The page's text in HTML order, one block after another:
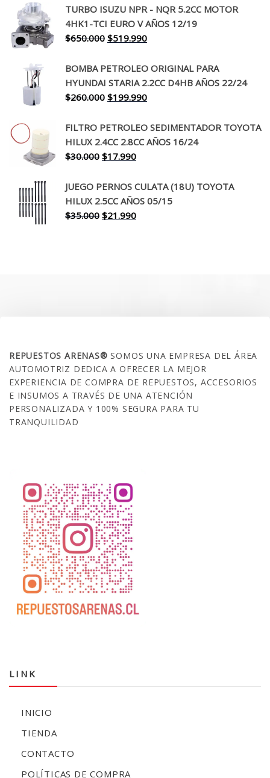
original
era:
$130.000.
actual
es:
$94.990.
TURBO ISUZU NPR - NQR 5.2CC MOTOR
4HK1-TCI EURO V AÑOS 12/19
$650.000 El
original
era:
$650.000.
$519.990El
actual
es:
$519.990.
BOMBA PETROLEO ORIGINAL PARA
HYUNDAI STARIA 2.2CC D4HB AÑOS 22/24
$260.000 El
original
era:
$260.000.
$199.990El
actual
es:
FILTRO PETROLEO SEDIMENTADOR TOYOTA
HILUX 2.4CC 2.8CC AÑOS 16/24
$30.000 El
original
era:
$30.000.
$17.990El
actual
es:
$17.990.
JUEGO PERNOS CULATA (18U) TOYOTA
HILUX 2.5CC AÑOS 05/15
$35.000 El
$21.990El
REPUESTOS ARENAS®SOMOS UNA EMPRESA DEL ÁREA
AUTOMOTRIZ DEDICA A OFRECER LA MEJOR
EXPERIENCIA DE COMPRA DE REPUESTOS, ACCESORIOS
E INSUMOS A TRAVÉS DE UNA ATENCIÓN
PERSONALIZADA Y 100% SEGURA PARA TU
TRANQUILIDAD
LINK
INICIO
TIENDA
CONTACTO
POLÍTICAS DE COMPRA